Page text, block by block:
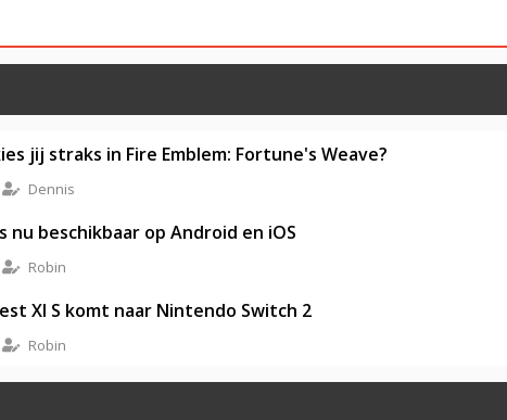
jij straks in Fire Emblem: Fortune's Weave?
Dennis
nu beschikbaar op Android en iOS
Robin
XI S komt naar Nintendo Switch 2
Robin